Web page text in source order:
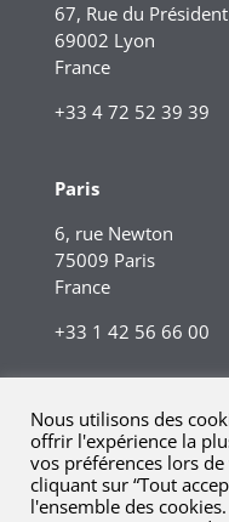
67, Rue du
69002 Lyon
France
+33 4 72 52 39 39
Paris
6, rue Newton
75009 Paris
France
+33 1 42 56 66 00
Nous utilisons des
offrir l'expérience la
vos préférences lors
cliquant sur “Tout
l'ensemble des